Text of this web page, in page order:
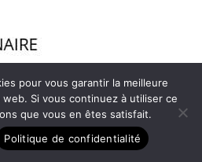
pour vous garantir la meilleure
Si vous continuez à utiliser ce
que vous en êtes satisfait.
Politique de confidentialité